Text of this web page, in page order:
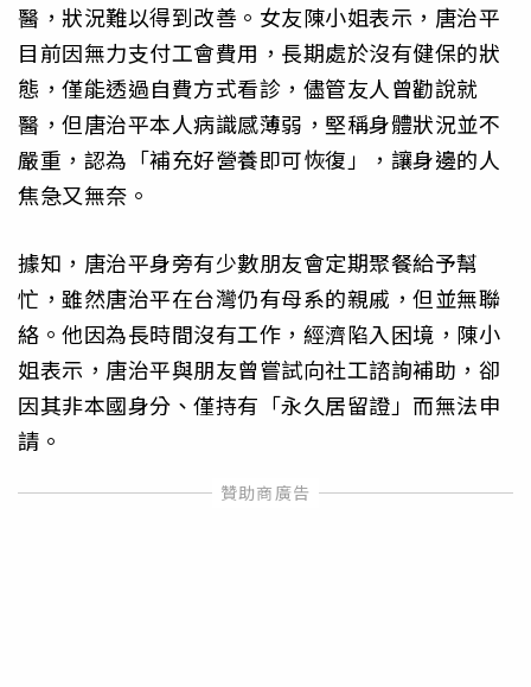
醫，狀況難以得到改善。女友陳小姐表示，唐治平
目前因無力支付工會費用，長期處於沒有健保的狀
態，僅能透過自費方式看診，儘管友人曾勸說就
醫，但唐治平本人病識感薄弱，堅稱身體狀況並不
嚴重，認為「補充好營養即可恢復」，讓身邊的人
焦急又無奈。
據知，唐治平身旁有少數朋友會定期聚餐給予幫
忙，雖然唐治平在台灣仍有母系的親戚，但並無聯
絡。他因為長時間沒有工作，經濟陷入困境，陳小
姐表示，唐治平與朋友曾嘗試向社工諮詢補助，卻
因其非本國身分、僅持有「永久居留證」而無法申
請。